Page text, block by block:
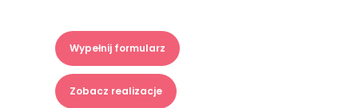
Wypełnij formularz
Zobacz realizacje